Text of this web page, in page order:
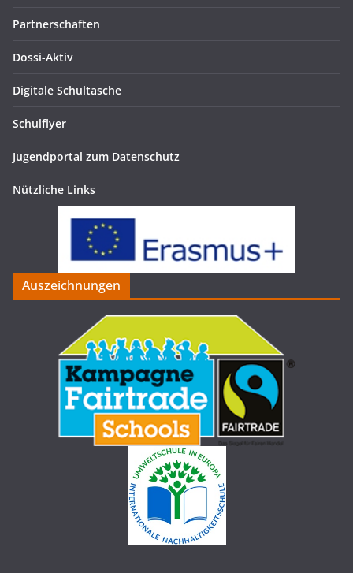
Partnerschaften
Dossi-Aktiv
Digitale Schultasche
Schulflyer
Jugendportal zum Datenschutz
Nützliche Links
Auszeichnungen